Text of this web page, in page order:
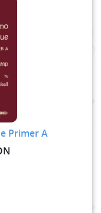
Primer A